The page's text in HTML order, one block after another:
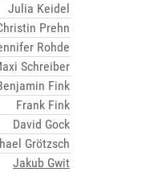
Julia Keidel
Prehn
Rohde
Schreiber
Fink
Frank Fink
David Gock
Grötzsch
Jakub Gwit